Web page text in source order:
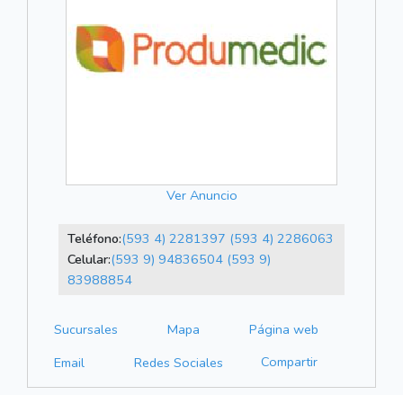
Ver Anuncio
Teléfono:(593 4) 2281397 (593 4) 2286063
Celular:(593 9) 94836504 (593 9)
83988854
Sucursales Mapa
Página web
Email
Redes Sociales Compartir